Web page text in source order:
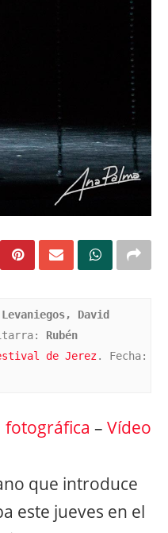
Levaniegos, David
Rubén
de Jerez. Fecha:
fotográfica – Vídeo
que introduce
este jueves en el